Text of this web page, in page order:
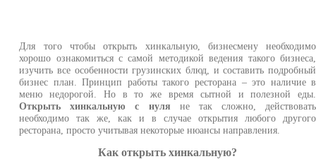
Для того чтобы открыть хинкальную, бизнесмену необходимо
хорошо ознакомиться с самой методикой ведения такого бизнеса,
изучить все особенности грузинских блюд, и составить подробный
бизнес план. Принцип работы такого ресторана – это наличие в
меню недорогой. Но в то же время сытной и полезной еды.
Открыть хинкальную с нуля не так сложно, действовать
необходимо так же, как и в случае открытия любого другого
ресторана, просто учитывая некоторые нюансы направления.
Как открыть хинкальную?